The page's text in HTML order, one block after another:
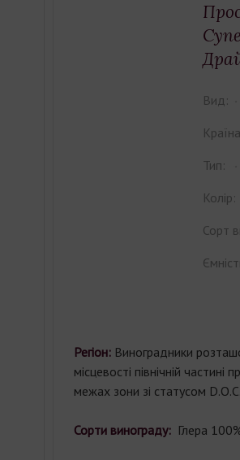
Вид:
Тип:
Колір:
Сорт
Регіон: Виноградники
місцевості північній частині
межах зони зі статусом
Сорти винограду: Глера